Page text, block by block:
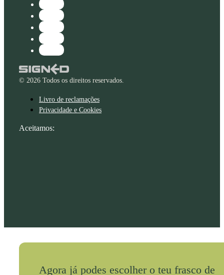
© 2026 Todos os direitos reservados.
Livro de reclamações
Privacidade e Cookies
Aceitamos:
Agora já podes escolher o teu frasco de